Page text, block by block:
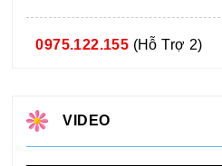
0975.122.155 (Hỗ Trợ 2)
VIDEO